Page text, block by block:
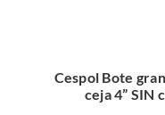
Cespol Bote
ceja 4” SIN